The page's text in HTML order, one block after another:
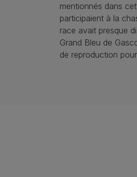
mentionnés dans
participaient à la
race avait presque
Grand Bleu de
de reproduction